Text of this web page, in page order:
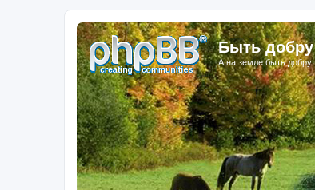
Быть добру
А на земле быть добру!